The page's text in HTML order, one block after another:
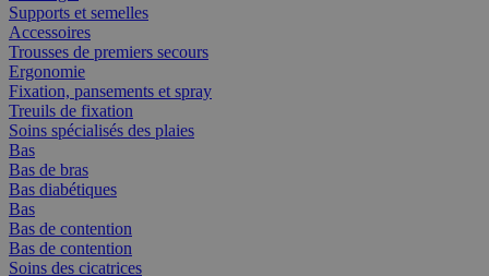
Supports et semelles
Accessoires
Trousses de premiers secours
Ergonomie
Fixation, pansements et spray
Treuils de fixation
Soins spécialisés des plaies
Bas
Bas de bras
Bas diabétiques
Bas
Bas de contention
Bas de contention
Soins des cicatrices